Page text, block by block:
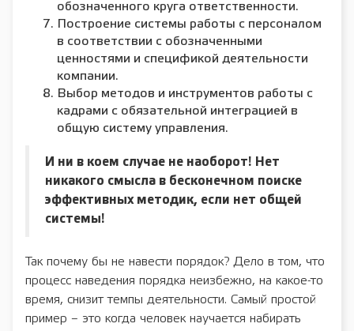
обозначенного круга ответственности.
Построение системы работы с персоналом
в соответствии с обозначенными
ценностями и спецификой деятельности
компании.
Выбор методов и инструментов работы с
кадрами с обязательной интеграцией в
общую систему управления.
И ни в коем случае не наоборот! Нет
никакого смысла в бесконечном поиске
эффективных методик, если нет общей
системы!
Так почему бы не навести порядок? Дело в том, что
процесс наведения порядка неизбежно, на какое-то
время, снизит темпы деятельности. Самый простой
пример – это когда человек научается набирать